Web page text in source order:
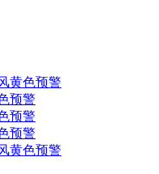
黄色预警
预警
预警
预警
黄色预警